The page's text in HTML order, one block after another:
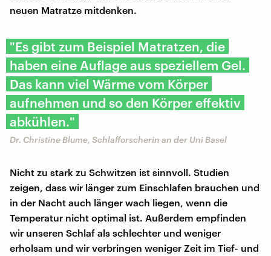
neuen Matratze mitdenken.
"Es gibt zum Beispiel Matratzen, die
haben eine Auflage aus speziellem Gel.
Das kann viel Wärme vom Körper
aufnehmen und so den Körper effektiv
abkühlen."
Dr. Christine Blume, Schlafforscherin an der Uni Basel
Nicht zu stark zu Schwitzen ist sinnvoll. Studien
zeigen, dass wir länger zum Einschlafen brauchen und
in der Nacht auch länger wach liegen, wenn die
Temperatur nicht optimal ist. Außerdem empfinden
wir unseren Schlaf als schlechter und weniger
erholsam und wir verbringen weniger Zeit im Tief- und